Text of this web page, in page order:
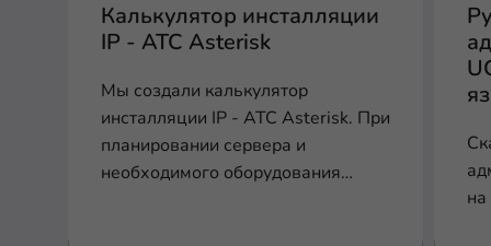
Калькулятор инсталляции
IP - АТС Asterisk
Мы создали калькулятор
инсталляции IP - АТС Asterisk. При
планировании сервера и
необходимого оборудования